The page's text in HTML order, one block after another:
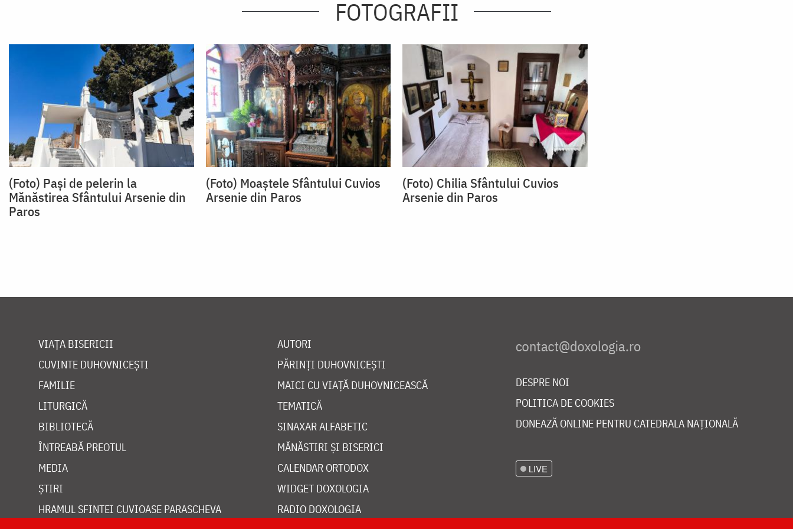
FOTOGRAFII
(Foto) Pași de pelerin la
Mănăstirea Sfântului Arsenie din
Paros
(Foto) Moaștele Sfântului Cuvios
Arsenie din Paros
(Foto) Chilia Sfântului Cuvios
Arsenie din Paros
VIAȚA BISERICII
CUVINTE DUHOVNICEȘTI
FAMILIE
LITURGICĂ
BIBLIOTECĂ
ÎNTREABĂ PREOTUL
MEDIA
ȘTIRI
HRAMUL SFINTEI CUVIOASE PARASCHEVA
AUTORI
PĂRINȚI DUHOVNICEȘTI
MAICI CU VIAȚĂ DUHOVNICEASCĂ
TEMATICĂ
SINAXAR ALFABETIC
MĂNĂSTIRI ȘI BISERICI
CALENDAR ORTODOX
WIDGET DOXOLOGIA
RADIO DOXOLOGIA
DESPRE NOI
POLITICA DE COOKIES
DONEAZĂ ONLINE PENTRU CATEDRALA NAȚIONALĂ
LIVE